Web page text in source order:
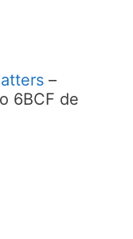
–
6BCF de